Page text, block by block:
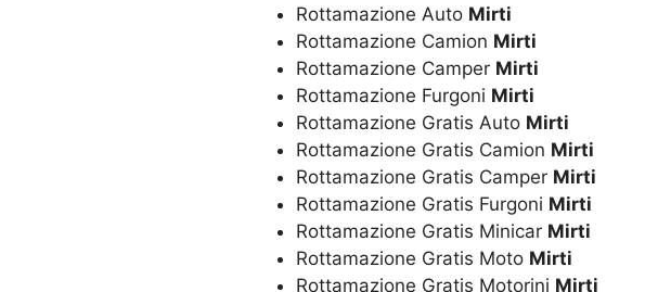
Rottamazione Auto Mirti
Rottamazione Camion Mirti
Rottamazione Camper Mirti
Rottamazione Furgoni Mirti
Rottamazione Gratis Auto Mirti
Rottamazione Gratis Camion Mirti
Rottamazione Gratis Camper Mirti
Rottamazione Gratis Furgoni Mirti
Rottamazione Gratis Minicar Mirti
Rottamazione Gratis Moto Mirti
Rottamazione Gratis Motorini Mirti